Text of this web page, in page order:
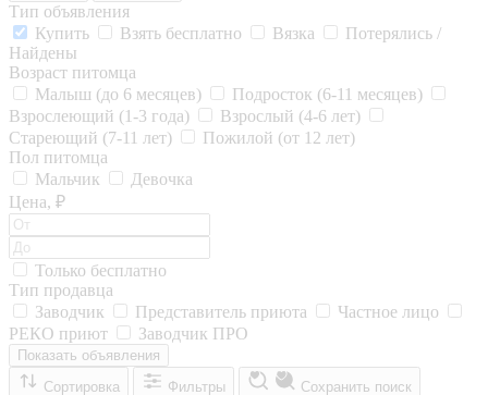
Тип объявления
Купить
Взять бесплатно Вязка
Потерялись /
Найдены
Возраст питомца
Малыш (до 6 месяцев)
Подросток (6-11 месяцев)
Взрослеющий (1-3 года)
Взрослый (4-6 лет)
Стареющий (7-11 лет)
Пожилой (от 12 лет)
Пол питомца
Мальчик
Девочка
Цена, ₽
Только бесплатно
Тип продавца
Заводчик
Представитель приюта
Частное лицо
РЕКО приют
Заводчик ПРО
Показать объявления
Сортировка
Фильтры Сохранить поиск